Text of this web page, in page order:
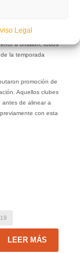
Legal
el listado de
u omisión, todos
la temporada
promoción de
Aquellos clubes
antes de alinear a
con esta
LEER MÁS